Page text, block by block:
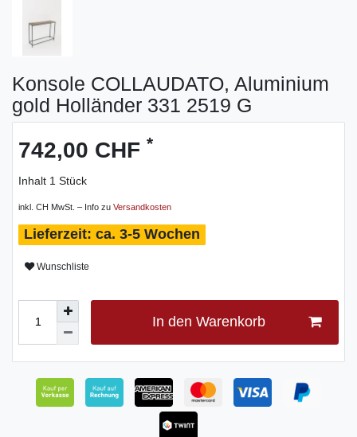
Konsole COLLAUDATO, Aluminium
gold Holländer 331 2519 G
742,00 CHF *
Inhalt 1 Stück
inkl. CH MwSt. – Info zu Versandkosten
ca. 3-5 Wochen
Wunschliste
In den Warenkorb